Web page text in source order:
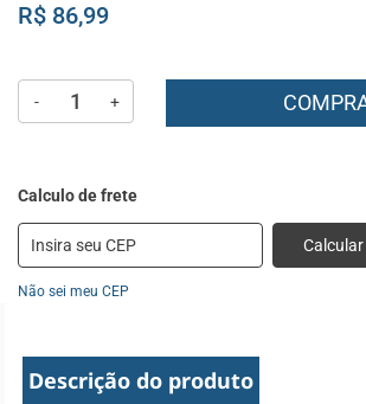
R$ 86,99
- +
Calcular
Não sei meu CEP
Descrição do produto